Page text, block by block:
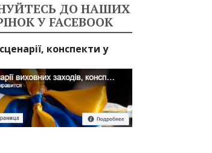
ДО НАШИХ
У FACEBOOK
конспекти у